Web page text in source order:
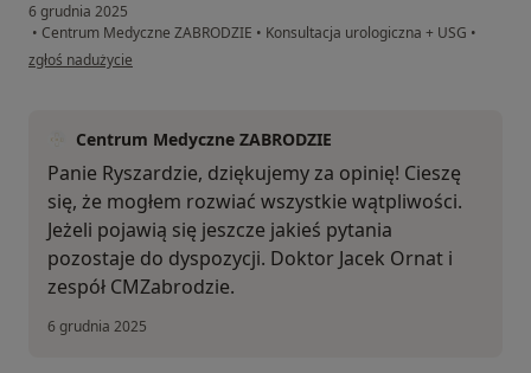
6 grudnia 2025
• Centrum Medyczne ZABRODZIE • Konsultacja urologiczna + USG •
w opinii użytkownika Ryszard
zgłoś nadużycie
Centrum Medyczne ZABRODZIE
Panie Ryszardzie, dziękujemy za opinię! Cieszę
się, że mogłem rozwiać wszystkie wątpliwości.
Jeżeli pojawią się jeszcze jakieś pytania
pozostaje do dyspozycji. Doktor Jacek Ornat i
zespół CMZabrodzie.
6 grudnia 2025